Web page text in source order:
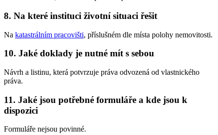
8. Na které instituci životní situaci řešit
Na katastrálním pracovišti, příslušném dle místa polohy nemovitosti.
10. Jaké doklady je nutné mít s sebou
Návrh a listinu, která potvrzuje práva odvozená od vlastnického
práva.
11. Jaké jsou potřebné formuláře a kde jsou k
dispozici
Formuláře nejsou povinné.